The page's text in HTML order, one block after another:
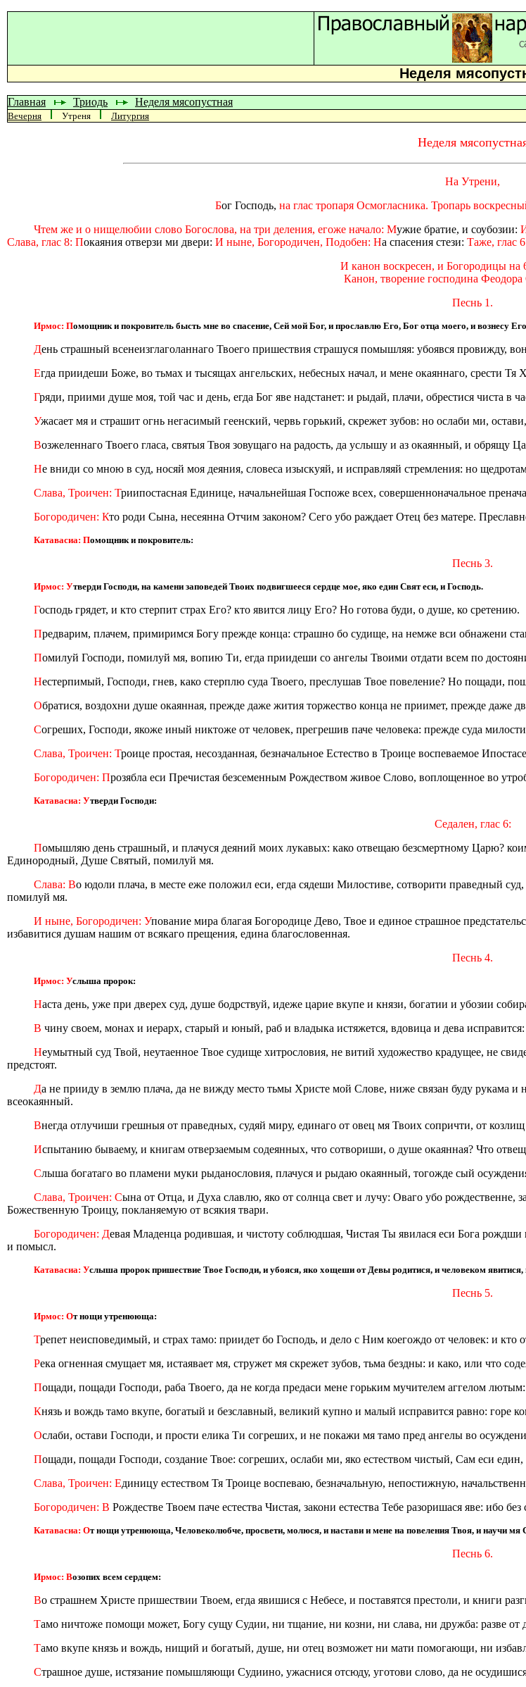
Неделя
Главная Триодь Неделя мясопустная
Вечерня Утреня Литургия
Неделя
На Утрени,
Бог Господь, на глас тропаря Осмогласника. Тропарь
Чтем же и о нищелюбии слово Богослова, на три деления, егоже начало: Мужие братие, и соубозии:
Слава, глас 8: Покаяния отверзи ми двери: И ныне, Богородичен, Подобен: На спасения стези: Таже, глас
И канон воскресен, и Богородицы на
Канон, творение господина Феодора
Песнь 1.
Ирмос: Помощник и покровитель бысть мне во спасение, Сей мой Бог, и прославлю Его, Бог отца моего, и вознесу
День страшный всенеизглаголаннаго Твоего пришествия страшуся помышляя: убоявся провижду,
Егда приидеши Боже, во тьмах и тысящах ангельских, небесных начал, и мене окаяннаго, срести Тя
Гряди, приими душе моя, той час и день, егда Бог яве надстанет: и рыдай, плачи, обрестися чиста в
Ужасает мя и страшит огнь негасимый геенский, червь горький, скрежет зубов: но ослаби ми,
Возжеленнаго Твоего гласа, святыя Твоя зовущаго на радость, да услышу и аз окаянный, и обрящу
Не вниди со мною в суд, носяй моя деяния, словеса изыскуяй, и исправляяй стремления: но
Слава, Троичен: Триипостасная Единице, начальнейшая Госпоже всех, совершенноначальное
Богородичен: Кто роди Сына, несеянна Отчим законом? Сего убо раждает Отец без матере.
Катавасиа: Помощник и покровитель:
Песнь 3.
Ирмос: Утверди Господи, на камени заповедей Твоих подвигшееся сердце мое, яко един Свят еси, и Господь.
Господь грядет, и кто стерпит страх Его? кто явится лицу Его? Но готова буди, о душе, ко сретению.
Предварим, плачем, примиримся Богу прежде конца: страшно бо судище, на немже вси обнажени
Помилуй Господи, помилуй мя, вопию Ти, егда приидеши со ангелы Твоими отдати всем по
Нестерпимый, Господи, гнев, како стерплю суда Твоего, преслушав Твое повеление? Но пощади,
Обратися, воздохни душе окаянная, прежде даже жития торжество конца не приимет, прежде даже
Согреших, Господи, якоже иный никтоже от человек, прегрешив паче человека: прежде суда
Слава, Троичен: Троице простая, несозданная, безначальное Естество в Троице воспеваемое
Богородичен: Прозябла еси Пречистая безсеменным Рождеством живое Слово, воплощенное во
Катавасиа: Утверди Господи:
Седален, глас 6:
Помышляю день страшный, и плачуся деяний моих лукавых: како отвещаю безсмертному Царю?
Единородный, Душе Святый, помилуй мя.
Слава: Во юдоли плача, в месте еже положил еси, егда сядеши Милостиве, сотворити праведный
помилуй мя.
И ныне, Богородичен: Упование мира благая Богородице Дево, Твое и единое страшное
избавитися душам нашим от всякаго прещения, едина благословенная.
Песнь 4.
Ирмос: Услыша пророк:
Наста день, уже при дверех суд, душе бодрствуй, идеже царие вкупе и князи, богатии и убозии
В чину своем, монах и иерарх, старый и юный, раб и владыка истяжется, вдовица и дева
Неумытный суд Твой, неутаенное Твое судище хитрословия, не витий художество крадущее, не
предстоят.
Да не прииду в землю плача, да не вижду место тьмы Христе мой Слове, ниже связан буду рукама
всеокаянный.
Внегда отлучиши грешныя от праведных, судяй миру, единаго от овец мя Твоих сопричти, от
Испытанию бываему, и книгам отверзаемым содеянных, что сотвориши, о душе окаянная? Что
Слыша богатаго во пламени муки рыданословия, плачуся и рыдаю окаянный, тогожде сый
Слава, Троичен: Сына от Отца, и Духа славлю, яко от солнца свет и лучу: Оваго убо рождественне,
Божественную Троицу, покланяемую от всякия твари.
Богородичен: Девая Младенца родившая, и чистоту соблюдшая, Чистая Ты явилася еси Бога
и помысл.
Катавасиа: Услыша пророк пришествие Твое Господи, и убояся, яко хощеши от Девы родитися, и человеком
Песнь 5.
Ирмос: От нощи утренююща:
Трепет неисповедимый, и страх тамо: приидет бо Господь, и дело с Ним коегождо от человек: и кто
Река огненная смущает мя, истаявает мя, стружет мя скрежет зубов, тьма бездны: и како, или что
Пощади, пощади Господи, раба Твоего, да не когда предаси мене горьким мучителем аггелом
Князь и вождь тамо вкупе, богатый и безславный, великий купно и малый исправится равно: горе
Ослаби, остави Господи, и прости елика Ти согреших, и не покажи мя тамо пред ангелы во
Пощади, пощади Господи, создание Твое: согреших, ослаби ми, яко естеством чистый, Сам еси
Слава, Троичен: Единицу естеством Тя Троице воспеваю, безначальную, непостижную,
Богородичен: В Рождестве Твоем паче естества Чистая, закони естества Тебе разоришася яве: ибо
Катавасиа: От нощи утренююща, Человеколюбче, просвети, молюся, и настави и мене на повеления Твоя, и научи мя
Песнь 6.
Ирмос: Возопих всем сердцем:
Во страшнем Христе пришествии Твоем, егда явишися с Небесе, и поставятся престоли, и книги
Тамо ничтоже помощи может, Богу сущу Судии, ни тщание, ни козни, ни слава, ни дружба: разве от
Тамо вкупе князь и вождь, нищий и богатый, душе, ни отец возможет ни мати помогающи, ни
Страшное душе, истязание помышляющи Судиино, ужаснися отсюду, уготови слово, да не